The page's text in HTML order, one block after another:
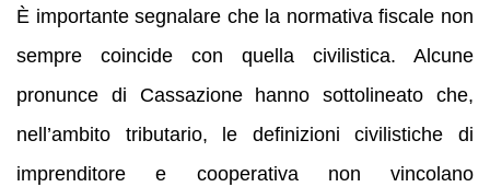
È importante segnalare che la normativa fiscale non
sempre coincide con quella civilistica. Alcune
pronunce di Cassazione hanno sottolineato che,
nell’ambito tributario, le definizioni civilistiche di
imprenditore e cooperativa non vincolano